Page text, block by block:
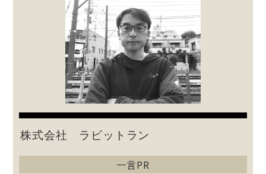
株式会社 ラビットラン
一言PR